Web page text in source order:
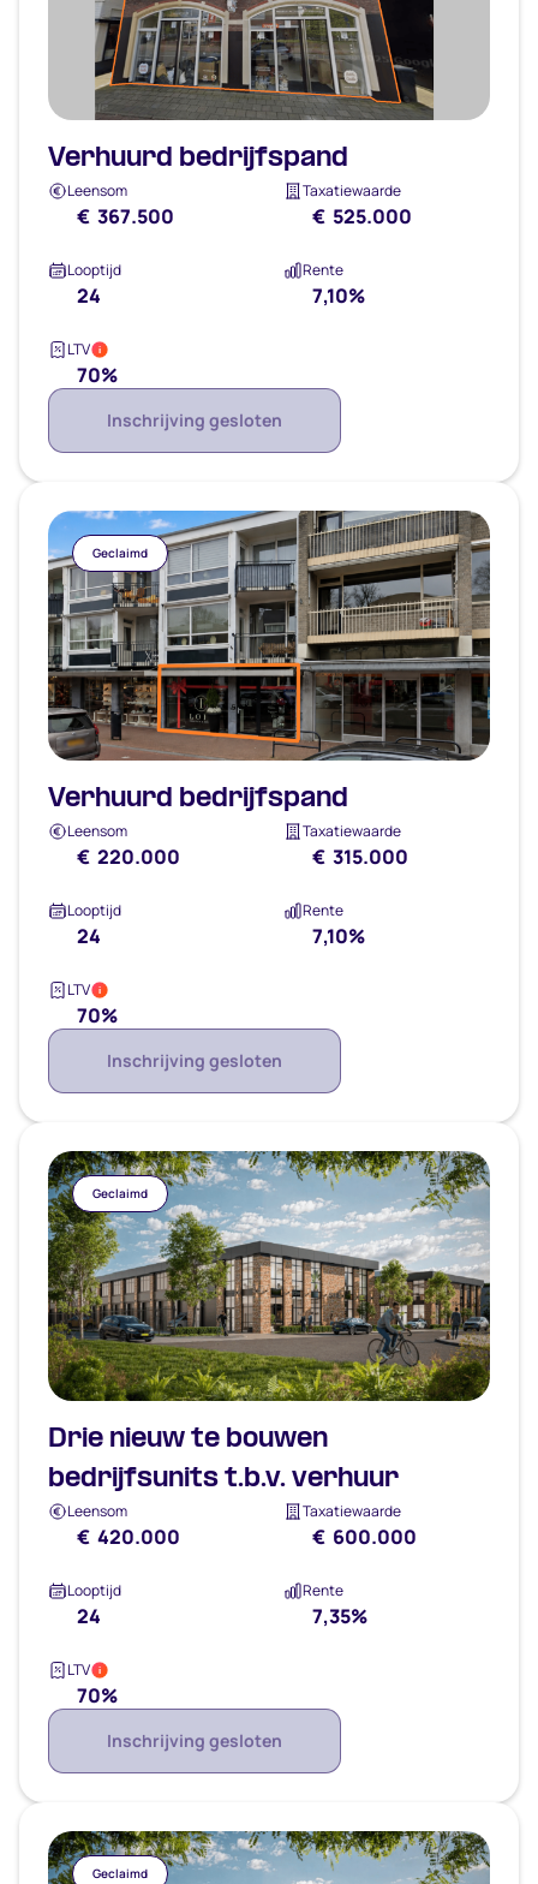
Verhuurd bedrijfspand
Leensom
€ 367.500
Taxatiewaarde
€ 525.000
Looptijd
24
Rente
7,10%
LTV i
70%
Inschrijving gesloten
Verhuurd bedrijfspand
Leensom
€ 220.000
Taxatiewaarde
€ 315.000
Looptijd
24
Rente
7,10%
LTV i
70%
Inschrijving gesloten
Geclaimd
Drie nieuw te bouwen
bedrijfsunits t.b.v. verhuur
Leensom
€ 420.000
Taxatiewaarde
€ 600.000
Looptijd
24
Rente
7,35%
LTV i
70%
Inschrijving gesloten
Geclaimd
Geclaimd